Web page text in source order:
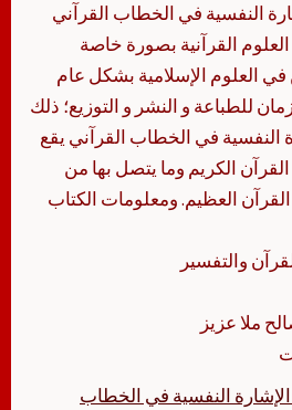
النفسية في الخطاب القرآني
القرآنية بصورة خاصة
العلوم الإسلامية بشكل عام
للطباعة و النشر و التوزيع؛ ذلك
النفسية في الخطاب القرآني يقع
الكريم وما يتصل بها من
العظيم. ومعلومات الكتاب
والتفسير
ملا عزيز
النفسية في الخطاب